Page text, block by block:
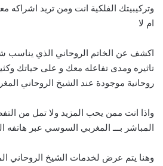
وتركيبيتك الفلكية انت ومن تريد
ام لا
اكشف عن الخاتم الروحاني الذي
تاثيره ومدى تفاعله معك و على حياتك
روحانية موجودة عند الشيخ الروحاني
واذا انت ممن يحب المزيد ولا تمل من
المباشر بـــ المغربي السوسي عبر هاتفه
وهنا يتم عرض لخدمات الشيخ الروحاني